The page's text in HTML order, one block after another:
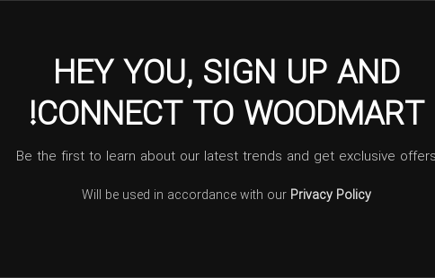
HEY YOU, SIGN UP AND
CONNECT TO WOODMART!
Be the first to learn about our latest trends and get exclusive offers
Will be used in accordance with our Privacy Policy